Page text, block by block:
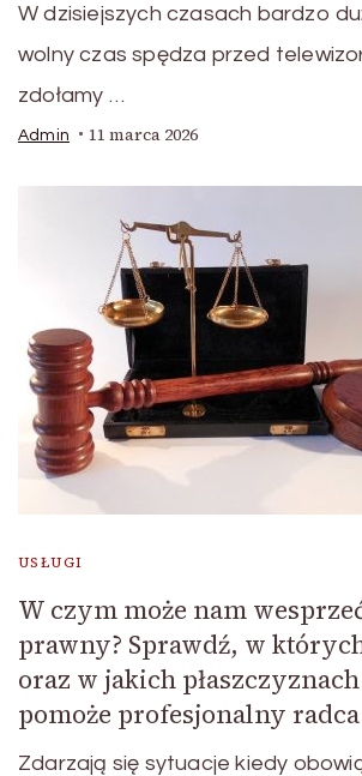
W dzisiejszych czasach bardzo
wolny czas spędza przed
zdołamy …
Admin 11 marca 2026
USŁUGI
W czym może nam
prawny? Sprawdź, w
oraz w jakich
pomoże profesjonalny
Zdarzają się sytuacje kiedy